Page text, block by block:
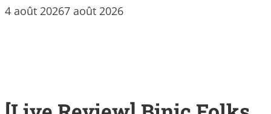
4 août 20267 août 2026